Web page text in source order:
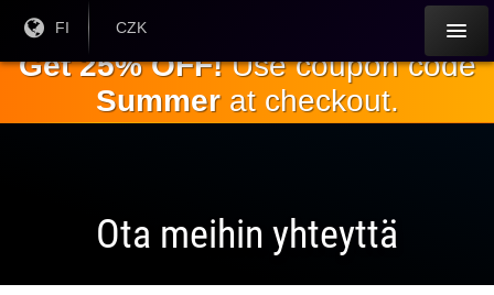
Nykyinen
FI
Nykyinen
CZK
Get 25% OFF!Use coupon code
Summerat checkout.
Ota meihin yhteyttä